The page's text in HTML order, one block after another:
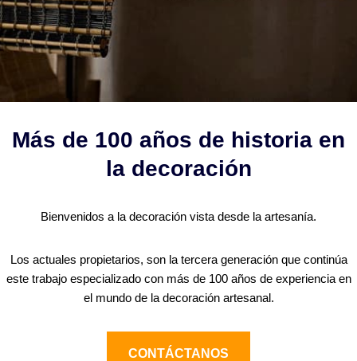
Más de 100 años de historia en
la decoración
Bienvenidos a la decoración vista desde la artesanía.
Los actuales propietarios, son la tercera generación que continúa
este trabajo especializado con más de 100 años de experiencia en
el mundo de la decoración artesanal.
CONTÁCTANOS